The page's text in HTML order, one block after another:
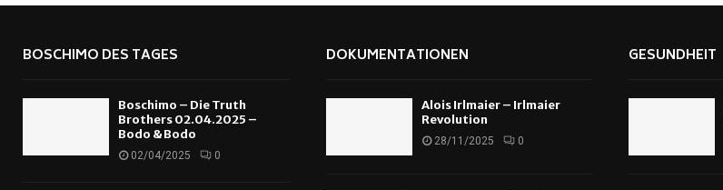
BOSCHIMO DES TAGES
Boschimo – Die Truth
Brothers 02.04.2025 –
Bodo & Bodo
02/04/2025 0
DOKUMENTATIONEN
Alois Irlmaier – Irlmaier
Revolution
28/11/2025 0
GESUNDHEIT